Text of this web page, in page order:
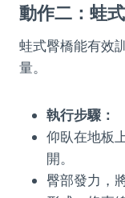
動作二：蛙
蛙式臀橋能有效
量。
執行步驟：
仰臥在地板
開。
臀部發力，